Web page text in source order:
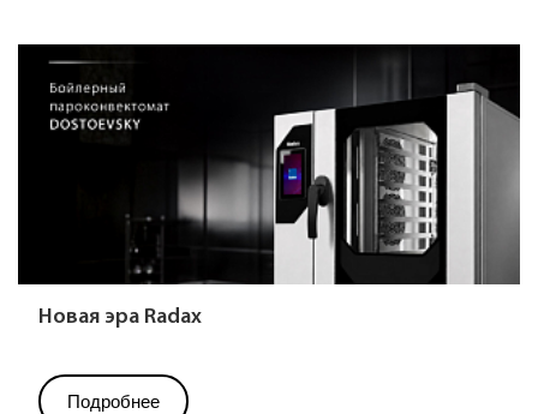
Новая эра Radax
Подробнее